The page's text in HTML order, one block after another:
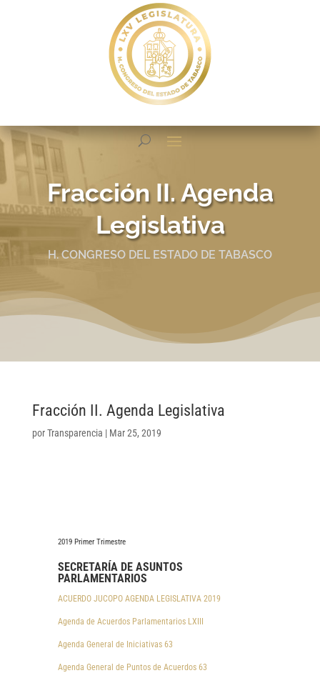
Fracción II. Agenda
Legislativa
H. CONGRESO DEL ESTADO DE TABASCO
Fracción II. Agenda Legislativa
porTransparencia | Mar 25, 2019
2019 Primer Trimestre
SECRETARÍA DE ASUNTOS
PARLAMENTARIOS
ACUERDO JUCOPO AGENDA LEGISLATIVA 2019
Agenda de Acuerdos Parlamentarios LXIII
Agenda General de Iniciativas 63
Agenda General de Puntos de Acuerdos 63